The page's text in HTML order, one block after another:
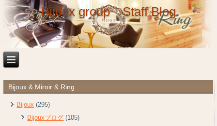
Bijoux group Staff Blog
Bijoux & Miroir & Ring
Bijoux (295)
Bijouxブログ (105)